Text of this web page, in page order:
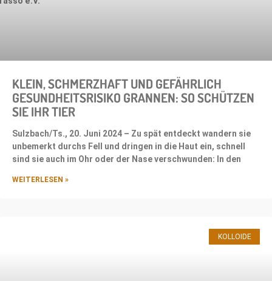
KLEIN, SCHMERZHAFT UND GEFÄHRLICH
GESUNDHEITSRISIKO GRANNEN: SO SCHÜTZEN
SIE IHR TIER
Sulzbach/Ts., 20. Juni 2024 – Zu spät entdeckt wandern sie
unbemerkt durchs Fell und dringen in die Haut ein, schnell
sind sie auch im Ohr oder der Nase verschwunden: In den
WEITERLESEN »
KOLLOIDE